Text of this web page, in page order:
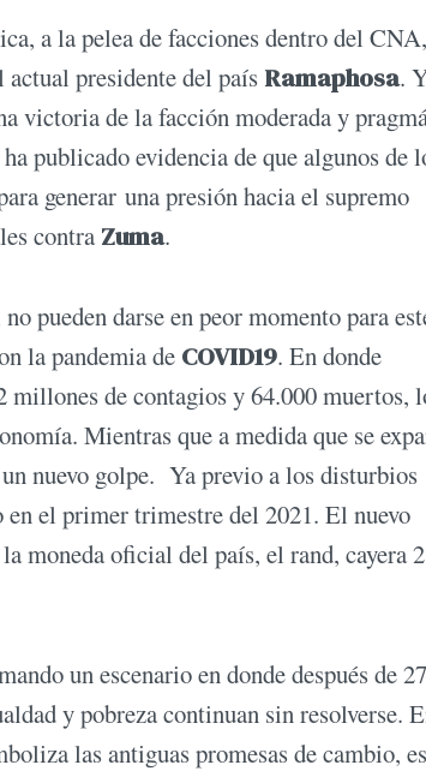
a la pelea de facciones dentro del CNA,
presidente del país Ramaphosa.
victoria de la facción moderada y
publicado evidencia de que algunos de
generar una presión hacia el supremo
contra Zuma.
pueden darse en peor momento para
la pandemia de COVID19. En donde
millones de contagios y 64.000 muertos,
Mientras que a medida que se
nuevo golpe. Ya previo a los disturbios
el primer trimestre del 2021. El nuevo
moneda oficial del país, el rand, cayera
un escenario en donde después de 27
y pobreza continuan sin resolverse.
las antiguas promesas de cambio, es